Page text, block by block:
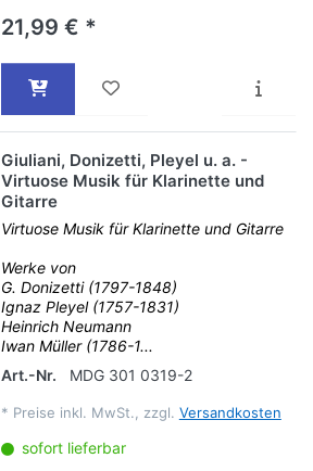
21,99 € *
Giuliani, Donizetti, Pleyel u. a. -
Virtuose Musik für Klarinette und
Gitarre
Virtuose Musik für Klarinette und Gitarre
Werke von
G. Donizetti (1797-1848)
Ignaz Pleyel (1757-1831)
Heinrich Neumann
Iwan Müller (1786-1...
Art.-Nr.
MDG 301 0319-2
* Preise inkl. MwSt., zzgl. Versandkosten
sofort lieferbar